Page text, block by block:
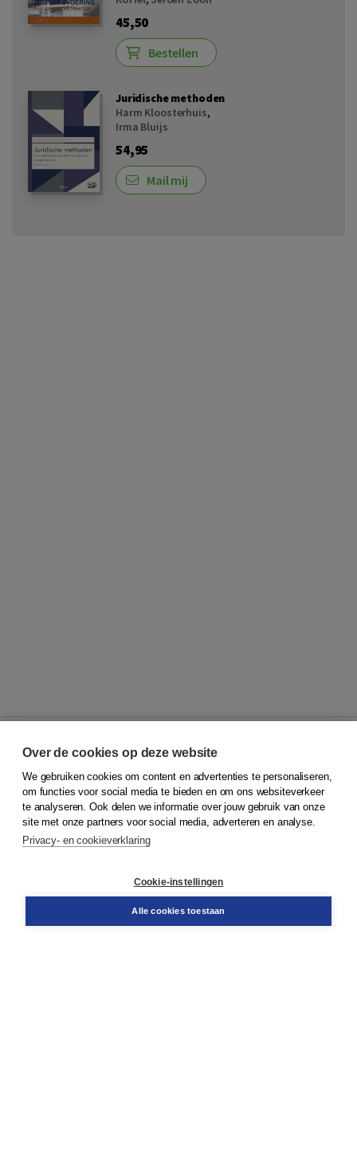
45,50
Bestellen
Juridische methoden
Harm Kloosterhuis,
Irma Bluijs
54,95
Mail mij
© 2026Koninklijke Boom uitgevers
Klantenservice
Service & informatie
Contact
Over de cookies op deze website
We gebruiken cookies om content en advertenties te personaliseren,
om functies voor social media te bieden en om ons websiteverkeer
te analyseren. Ook delen we informatie over jouw gebruik van onze
site met onze partners voor social media, adverteren en analyse.
Privacy- en cookieverklaring
Cookie-instellingen
Alle cookies toestaan